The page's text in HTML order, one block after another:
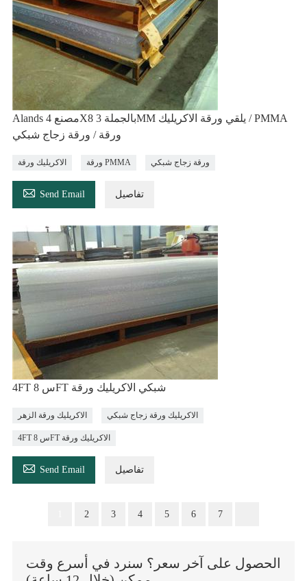
Alands مصنع 4X8 بالجملة 3MM يلقي ورقة الاكريليك / PMMA
ورقة / ورقة زجاج شبكي
الاكريليك ورقة ورقة PMMA ورقة زجاج شبكي
 Send Email تفاصيل
4FT س 8FT شبكي الاكريليك ورقة
الاكريليك ورقة الزهر الاكريليك ورقة زجاج شبكي
4FT س 8FT الاكريليك ورقة
 Send Email تفاصيل
2 3 4 5 6 7
الحصول على آخر سعر؟ سنرد في أسرع وقت